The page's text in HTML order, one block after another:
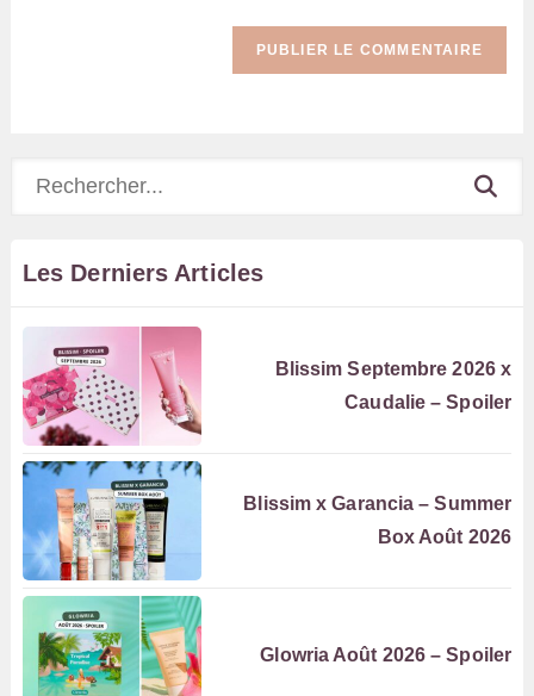
Les Derniers Articles
Blissim Septembre 2026 x
Caudalie – Spoiler
Blissim x Garancia – Summer
Box Août 2026
Glowria Août 2026 – Spoiler